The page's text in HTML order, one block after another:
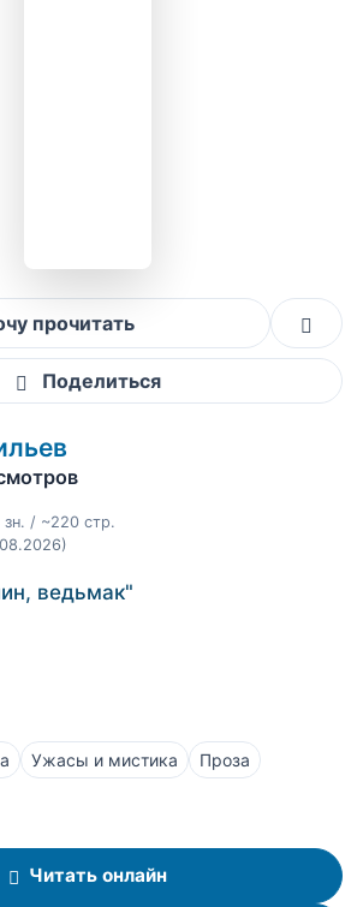
прочитать
Поделиться
/ ~220 стр.
ведьмак"
Ужасы и мистика
Проза
Читать онлайн